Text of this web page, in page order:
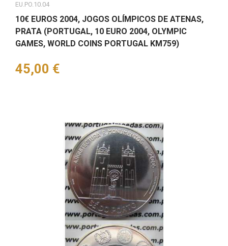
EU.PO.10.04
10€ EUROS 2004, JOGOS OLÍMPICOS DE ATENAS,
PRATA (PORTUGAL, 10 EURO 2004, OLYMPIC
GAMES, WORLD COINS PORTUGAL KM759)
Preço
45,00 €